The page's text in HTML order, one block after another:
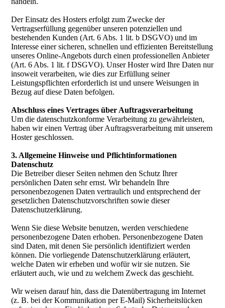
Der Einsatz des Hosters erfolgt zum Zwecke der
Vertragserfüllung gegenüber unseren potenziellen und
bestehenden Kunden (Art. 6 Abs. 1 lit. b DSGVO) und im
Interesse einer sicheren, schnellen und effizienten Bereitstellung
unseres Online-Angebots durch einen professionellen Anbieter
(Art. 6 Abs. 1 lit. f DSGVO). Unser Hoster wird Ihre Daten nur
insoweit verarbeiten, wie dies zur Erfüllung seiner
Leistungspflichten erforderlich ist und unsere Weisungen in
Bezug auf diese Daten befolgen.
Abschluss eines Vertrages über Auftragsverarbeitung
Um die datenschutzkonforme Verarbeitung zu gewährleisten,
haben wir einen Vertrag über Auftragsverarbeitung mit unserem
Hoster geschlossen.
3. Allgemeine Hinweise und Pflichtinformationen
Datenschutz
Die Betreiber dieser Seiten nehmen den Schutz Ihrer
persönlichen Daten sehr ernst. Wir behandeln Ihre
personenbezogenen Daten vertraulich und entsprechend der
gesetzlichen Datenschutzvorschriften sowie dieser
Datenschutzerklärung.
Wenn Sie diese Website benutzen, werden verschiedene
personenbezogene Daten erhoben. Personenbezogene Daten
sind Daten, mit denen Sie persönlich identifiziert werden
können. Die vorliegende Datenschutzerklärung erläutert,
welche Daten wir erheben und wofür wir sie nutzen. Sie
erläutert auch, wie und zu welchem Zweck das geschieht.
Wir weisen darauf hin, dass die Datenübertragung im Internet
(z. B. bei der Kommunikation per E-Mail) Sicherheitslücken